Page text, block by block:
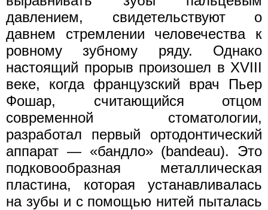
давлением, свидетельствуют о
давнем стремлении человечества к
ровному зубному ряду. Однако
настоящий прорыв произошел в XVIII
веке, когда французский врач Пьер
Фошар, считающийся отцом
современной стоматологии,
разработал первый ортодонтический
аппарат — «бандло» (bandeau). Это
подковообразная металлическая
пластина, которая устанавливалась
на зубы и с помощью нитей пыталась